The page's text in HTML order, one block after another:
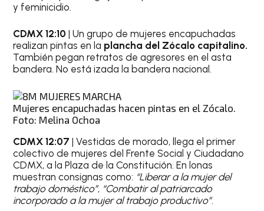
y feminicidio.
CDMX 12:10 | Un grupo de mujeres encapuchadas
realizan pintas en la plancha del Zócalo capitalino.
También pegan retratos de agresores en el asta
bandera. No está izada la bandera nacional.
Mujeres encapuchadas hacen pintas en el Zócalo.
Foto: Melina Ochoa
CDMX 12:07 | Vestidas de morado, llega el primer
colectivo de mujeres del Frente Social y Ciudadano
CDMX, a la Plaza de la Constitución. En lonas
muestran consignas como: “Liberar a la mujer del
trabajo doméstico”, “Combatir al patriarcado
incorporado a la mujer al trabajo productivo”.